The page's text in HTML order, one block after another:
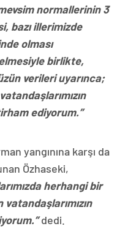
normallerinin 3
bazı illerimizde
olması
birlikte,
verileri uyarınca;
ediyorum.”
yangınına karşı da
Özhaseki,
herhangi bir
dedi.